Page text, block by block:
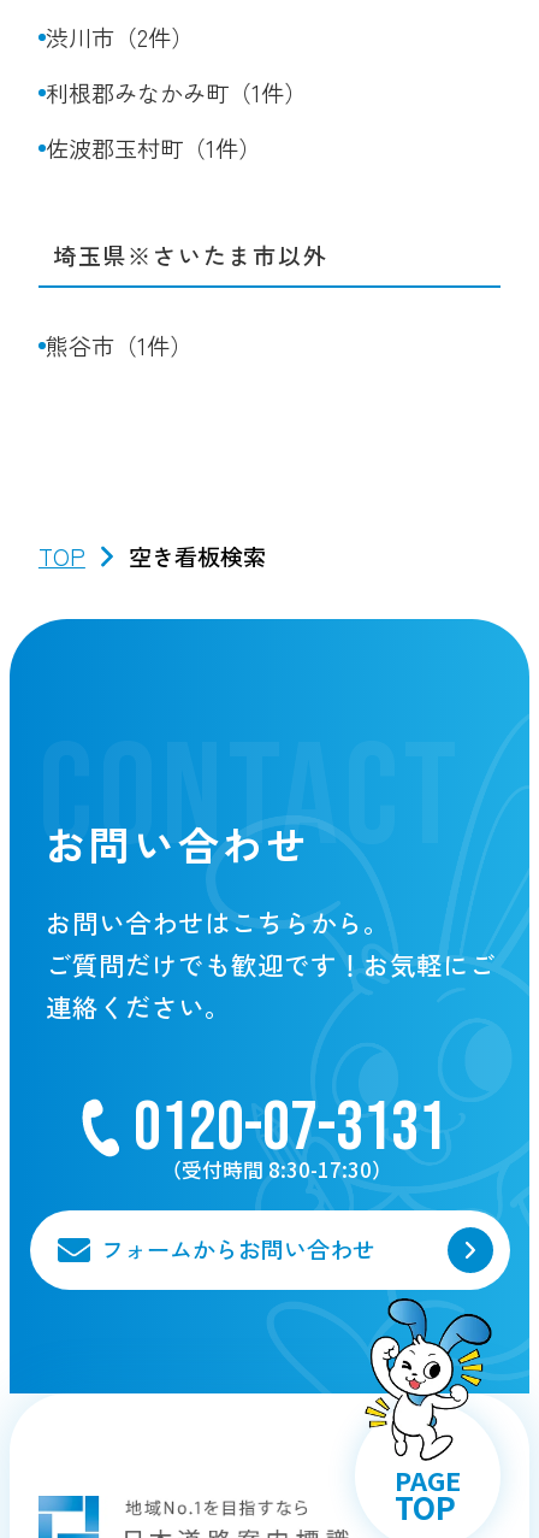
渋川市（2件）
利根郡みなかみ町（1件）
佐波郡玉村町（1件）
埼玉県※さいたま市以外
熊谷市（1件）
TOP 空き看板検索
CONTACT
お問い合わせ
お問い合わせはこちらから。
ご質問だけでも歓迎です！お気軽にご
連絡ください。
0120-07-3131
（受付時間 8:30-17:30）
フォームからお問い合わせ
PAGE
TOP